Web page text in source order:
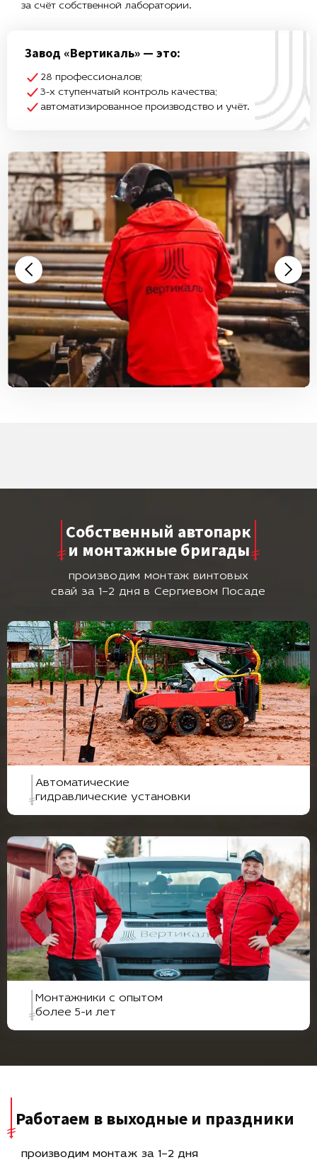
за счёт собственной лаборатории.
Завод «Вертикаль» — это:
28 профессионалов;
3-х ступенчатый контроль качества;
автоматизированное производство и учёт.
Собственный автопарк
и монтажные бригады
производим монтаж винтовых
свай за 1–2 дня в Сергиевом Посаде
Автоматические
гидравлические установки
Монтажники с опытом
более 5-и лет
Работаем в выходные и праздники
производим монтаж за 1–2 дня